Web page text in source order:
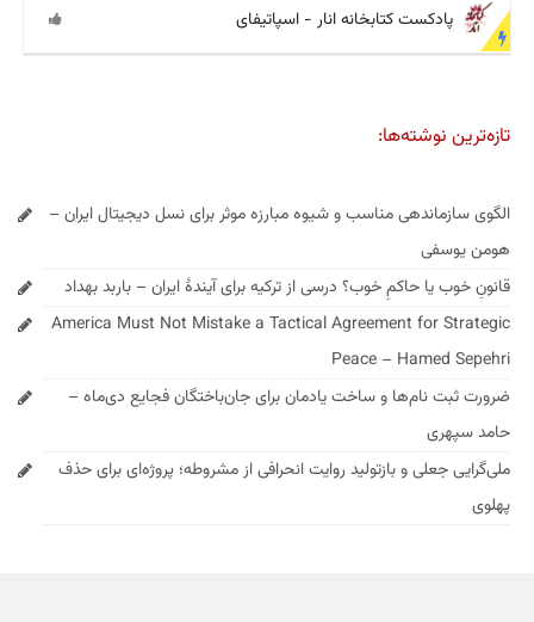
پادکست کتابخانه انار - اسپاتیفای
تازه‌ترین نوشته‌ها:
الگوی سازماندهی مناسب و شیوه مبارزه موثر برای نسل دیجیتال ایران –
هومن یوسفی
قانونِ خوب یا حاکمِ خوب؟ درسی از ترکیه برای آیندهٔ ایران – باربد بهداد
America Must Not Mistake a Tactical Agreement for Strategic
Peace – Hamed Sepehri
ضرورت ثبت نام‌ها و ساخت یادمان برای جان‌باختگان فجایع دی‌ماه –
حامد سپهری
ملی‌گرایی جعلی و بازتولید روایت انحرافی از مشروطه؛ پروژه‌ای برای حذف
پهلوی